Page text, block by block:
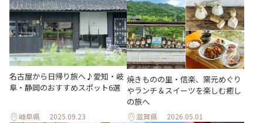
名古屋から日帰り旅へ♪愛知・岐
阜・静岡のおすすめスポット6選
岐阜県 2025.09.23
焼きものの里・信楽、窯元めぐり
やランチ＆スイーツを楽しむ癒し
の旅へ
滋賀県 2026.05.01